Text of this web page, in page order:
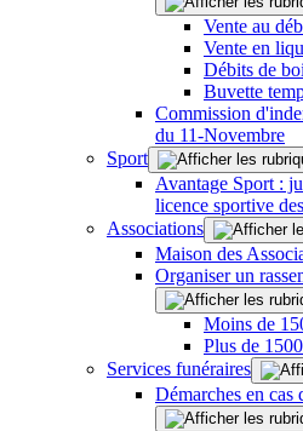
Vente au
Vente en
Débits de
Buvette
Commission
du 11-Novembre
Sport
Avantage Sport :
licence sportive
Associations
Maison des
Organiser un
Moins de
Plus de
Services funéraires
Démarches en cas